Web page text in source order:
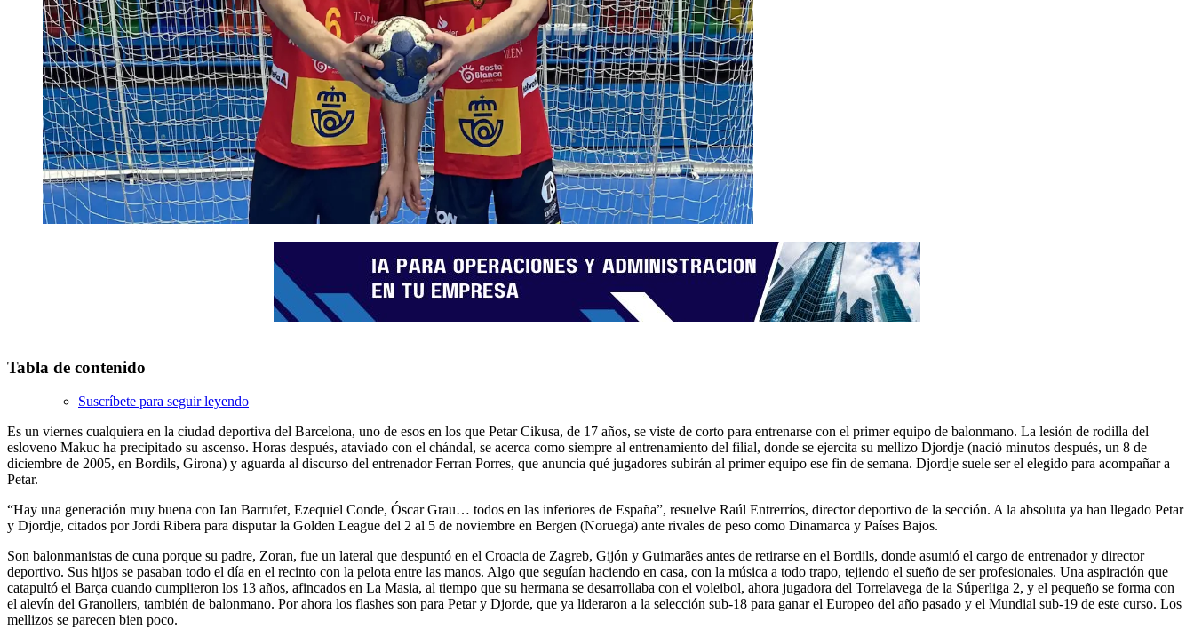
Tabla de contenido
Suscríbete para seguir leyendo
Es un viernes cualquiera en la ciudad deportiva del Barcelona, uno de esos en los que Petar Cikusa, de 17 años, se viste de corto para entrenarse con el primer equipo de balonmano. La lesión de rodilla del
esloveno Makuc ha precipitado su ascenso. Horas después, ataviado con el chándal, se acerca como siempre al entrenamiento del filial, donde se ejercita su mellizo Djordje (nació minutos después, un 8 de
diciembre de 2005, en Bordils, Girona) y aguarda al discurso del entrenador Ferran Porres, que anuncia qué jugadores subirán al primer equipo ese fin de semana. Djordje suele ser el elegido para acompañar a
Petar.
“Hay una generación muy buena con Ian Barrufet, Ezequiel Conde, Óscar Grau… todos en las inferiores de España”, resuelve Raúl Entrerríos, director deportivo de la sección. A la absoluta ya han llegado Petar
y Djordje, citados por Jordi Ribera para disputar la Golden League del 2 al 5 de noviembre en Bergen (Noruega) ante rivales de peso como Dinamarca y Países Bajos.
Son balonmanistas de cuna porque su padre, Zoran, fue un lateral que despuntó en el Croacia de Zagreb, Gijón y Guimarães antes de retirarse en el Bordils, donde asumió el cargo de entrenador y director
deportivo. Sus hijos se pasaban todo el día en el recinto con la pelota entre las manos. Algo que seguían haciendo en casa, con la música a todo trapo, tejiendo el sueño de ser profesionales. Una aspiración que
catapultó el Barça cuando cumplieron los 13 años, afincados en La Masia, al tiempo que su hermana se desarrollaba con el voleibol, ahora jugadora del Torrelavega de la Súperliga 2, y el pequeño se forma con
el alevín del Granollers, también de balonmano. Por ahora los flashes son para Petar y Djorde, que ya lideraron a la selección sub-18 para ganar el Europeo del año pasado y el Mundial sub-19 de este curso. Los
mellizos se parecen bien poco.